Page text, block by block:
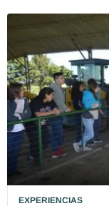
EXPERIENCIAS